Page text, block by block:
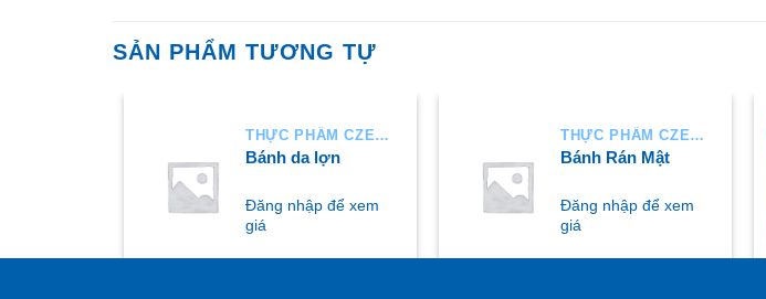
SẢN PHẨM TƯƠNG TỰ
THỰC PHẨM CZECH
Bánh da lợn
Đăng nhập để xem
giá
THỰC PHẨM CZECH
Bánh Rán Mật
Đăng nhập để xem
giá